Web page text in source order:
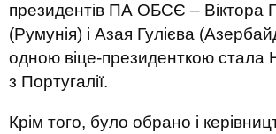
президентів ПА ОБСЄ – Віктора
(Румунія) і Азая Гулієва
одною віце-президенткою стала
з Португалії.
Крім того, було обрано і